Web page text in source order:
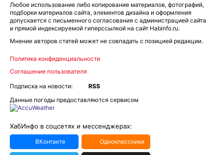
Любое использование либо копирование материалов, фотографий,
подборки материалов сайта, элементов дизайна и оформления
допускается с письменного согласования с администрацией сайта
и прямой индексируемой гиперссылкой на сайт Habinfo.ru.
Мнение авторов статей может не совпадать с позицией редакции.
Политика конфиденциальности
Соглашение пользователя
Подписка на новости:
RSS
Данные погоды предоставляются сервисом
ХабИнфо в соцсетях и мессенджерах:
ВКонтакте Одноклассники